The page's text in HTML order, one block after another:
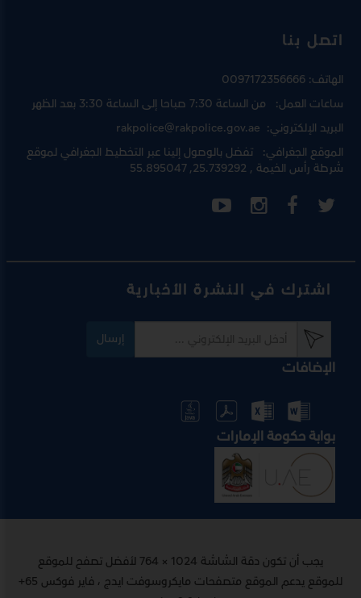
اتصل بنا
الهاتف:0097172356666
ساعات العمل: من الساعة 7:30 صباحا إلى الساعة 3:30 بعد الظهر
البريد الإلكتروني:rakpolice@rakpolice.gov.ae
الموقع الجغرافي: تفضل بالوصول إلينا عبرالتخطيط الجغرافي لموقع
شرطة رأس الخيمة, 25.739292, 55.895047
اشترك في النشرة الأخبارية
إرسال
الإضافات
بوابة حكومة الإمارات
يجب أن تكون دقة الشاشة 1024 × 764 لأفضل تصفح للموقع
للموقع يدعم الموقع متصفحات مايكروسوفت ايدج ، فاير فوكس 65+